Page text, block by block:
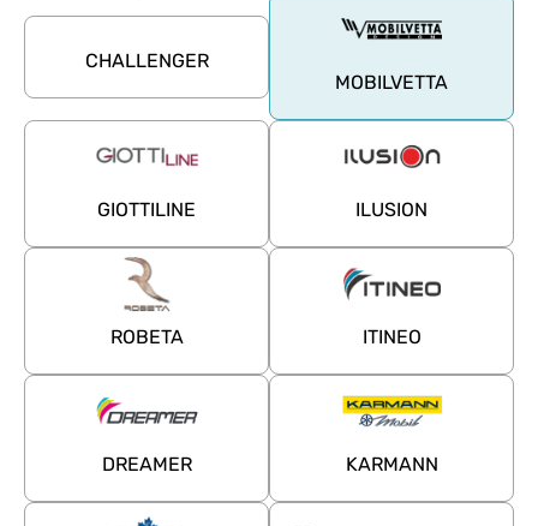
CHALLENGER
MOBILVETTA
GIOTTILINE ILUSION
ROBETA ITINEO
DREAMER KARMANN